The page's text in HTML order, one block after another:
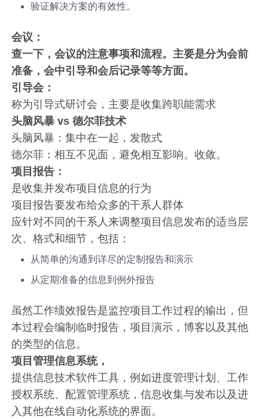
验证解决方案的有效性。
会议：
查一下，会议的注意事项和流程。主要是分为会前
准备，会中引导和会后记录等等方面。
引导会：
称为引导式研讨会，主要是收集跨职能需求
头脑风暴 vs 德尔菲技术
头脑风暴：集中在一起，发散式
德尔菲：相互不见面，避免相互影响。收敛。
项目报告：
是收集并发布项目信息的行为
项目报告要发布给众多的干系人群体
应针对不同的干系人来调整项目信息发布的适当层
次、格式和细节，包括：
从简单的沟通到详尽的定制报告和演示
从定期准备的信息到例外报告
虽然工作绩效报告是监控项目工作过程的输出，但
本过程会编制临时报告，项目演示，博客以及其他
的类型的信息。
项目管理信息系统，
提供信息技术软件工具，例如进度管理计划、工作
授权系统、配置管理系统，信息收集与发布以及进
入其他在线自动化系统的界面。